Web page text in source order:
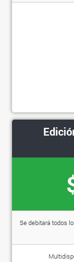
Se debitará todos